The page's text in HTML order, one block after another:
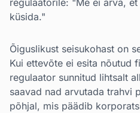
regulaatorile: "Me ei arva,
küsida."
Õiguslikust seisukohast on
Kui ettevõte ei esita nõutud
regulaator sunnitud lihtsalt
saavad nad arvutada trahvi
põhjal, mis päädib